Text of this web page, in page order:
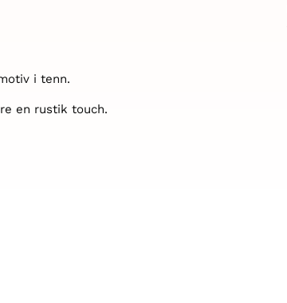
i tenn.
en rustik touch.